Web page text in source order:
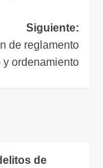
Siguiente:
de reglamento
y ordenamiento
de